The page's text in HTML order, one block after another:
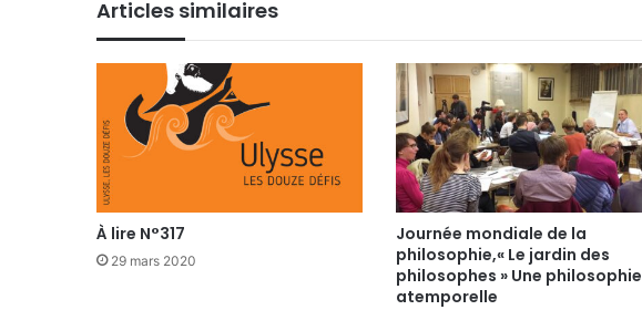
Articles similaires
À lire N°317
29 mars 2020
Journée mondiale de la
philosophie,« Le jardin des
philosophes » Une philosophie
atemporelle